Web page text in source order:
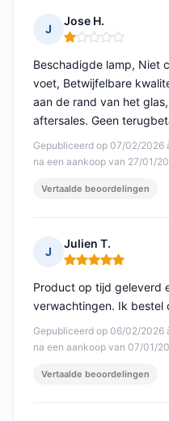
J
Jose H.
Opmerking: 1 van 5
Gepubliceerd op 07/02/2026
na een aankoop van 27/01/
Beschadigde lamp, Niet
voet, Betwijfelbare
aan de rand van het
aftersales. Geen
Vertaalde beoordelingen
J
Julien T.
Opmerking: 5 van 5
Gepubliceerd op 06/02/2026
na een aankoop van 07/01/
Product op tijd geleverd
verwachtingen. Ik bestel
Vertaalde beoordelingen